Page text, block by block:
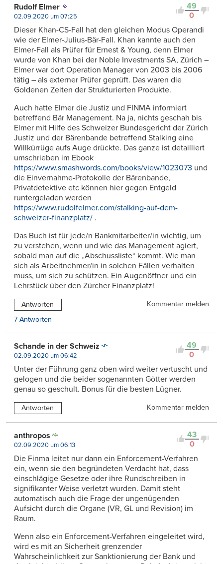
49
0
Rudolf Elmer
02.09.2020 um 07:25
Dieser Khan-CS-Fall hat den gleichen Modus Operandi
wie der Elmer-Julius-Bär-Fall. Khan kannte auch den
Elmer-Fall als Prüfer für Ernest & Young, denn Elmer
wurde von Khan bei der Noble Investments SA, Zürich –
Elmer war dort Operation Manager von 2003 bis 2006
tätig – als externer Prüfer geprüft. Das waren die
Goldenen Zeiten der Strukturierten Produkte.
Auch hatte Elmer die Justiz und FINMA informiert
betreffend Bär Management. Na ja, nichts geschah bis
Elmer mit Hilfe des Schweizer Bundesgericht der Zürich
Justiz und der Bärenbande betreffend Stalking eine
Willkürrüge aufs Auge drückte. Das ganze ist detailliert
umschrieben im Ebook
https://www.smashwords.com/books/view/1023073 und
die Einvernahme-Protokolle der Bärenbande,
Privatdetektive etc können hier gegen Entgeld
runtergeladen werden
https://www.rudolfelmer.com/stalking-auf-dem-
schweizer-finanzplatz/ .
Das Buch ist für jede/n Bankmitarbeiter/in wichtig, um
zu verstehen, wenn und wie das Management agiert,
sobald man auf die „Abschussliste“ kommt. Wie man
sich als Arbeitnehmer/in in solchen Fällen verhalten
muss, um sich zu schützen. Ein Augenöffner und ein
Lehrstück über den Zürcher Finanzplatz!
Antworten
Kommentar melden
7 Antworten
49
0
Schande in der Schweiz
02.09.2020 um 06:42
Unter der Führung ganz oben wird weiter vertuscht und
gelogen und die beider sogenannten Götter werden
genau so geschult. Bonus für die besten Lügner.
Antworten Kommentar melden
43
0
anthropos
02.09.2020 um 06:13
Die Finma leitet nur dann ein Enforcement-Verfahren
ein, wenn sie den begründeten Verdacht hat, dass
einschlägige Gesetze oder ihre Rundschreiben in
signifikanter Weise verletzt wurden. Damit steht
automatisch auch die Frage der ungenügenden
Aufsicht durch die Organe (VR, GL und Revision) im
Raum.
Wenn also ein Enforcement-Verfahren eingeleitet wird,
wird es mit an Sicherheit grenzender
Wahrscheinlichkeit zur Sanktionierung der Bank und